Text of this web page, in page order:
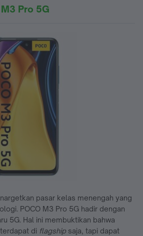
Pro 5G
pasar kelas menengah yang
POCO M3 Pro 5G hadir dengan
5G. Hal ini membuktikan bahwa
di flagship saja, tapi dapat